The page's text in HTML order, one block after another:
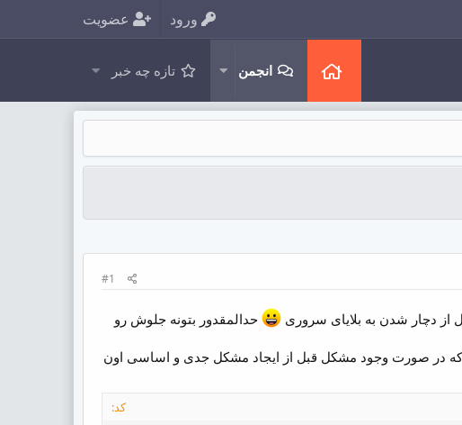
ورود عضویت
انجمن تازه چه خبر
#1
دچار شدن به بلایای سروری
حدالمقدور بتونه جلوش رو
که در صورت وجود مشکل قبل از ایجاد مشکل جدی و اساسی اون
کد: